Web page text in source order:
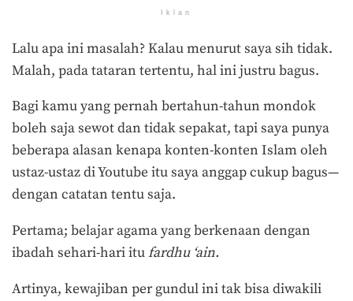
Iklan
Lalu apa ini masalah? Kalau menurut saya sih tidak.
Malah, pada tataran tertentu, hal ini justru bagus.
Bagi kamu yang pernah bertahun-tahun mondok
boleh saja sewot dan tidak sepakat, tapi saya punya
beberapa alasan kenapa konten-konten Islam oleh
ustaz-ustaz di Youtube itu saya anggap cukup bagus—
dengan catatan tentu saja.
Pertama; belajar agama yang berkenaan dengan
ibadah sehari-hari itufardhu ‘ain.
Artinya, kewajiban per gundul ini tak bisa diwakili